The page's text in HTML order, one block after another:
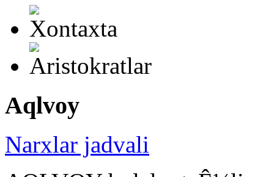
Aqlvoy
Narxlar jadvali